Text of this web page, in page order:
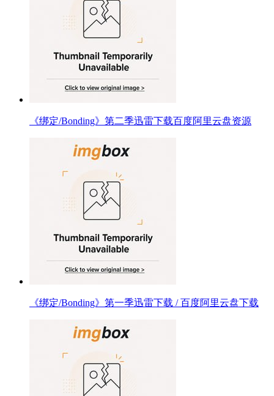
《绑定/Bonding》第二季迅雷下载百度阿里云盘资源
《绑定/Bonding》第一季迅雷下载 / 百度阿里云盘下载